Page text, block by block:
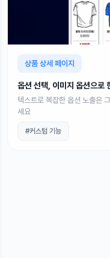
상품 상세 페이지
옵션 선택, 이미지 옵션으로
텍스트로 복잡한 옵션 노출은
세요
#커스텀 기능